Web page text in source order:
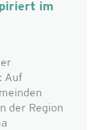
im
Auf
der Region